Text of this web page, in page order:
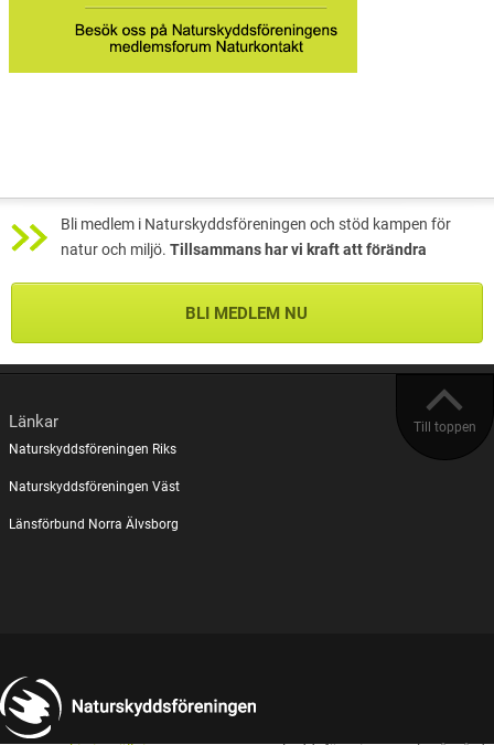
Bli medlem i Naturskyddsföreningen och stöd kampen för
natur och miljö. Tillsammans har vi kraft att förändra
BLI MEDLEM NU
Till toppen
Länkar
Naturskyddsföreningen Riks
Naturskyddsföreningen Väst
Länsförbund Norra Älvsborg